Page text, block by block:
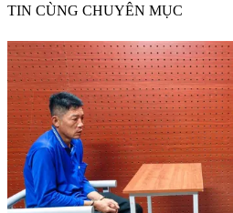
TIN CÙNG CHUYÊN MỤC